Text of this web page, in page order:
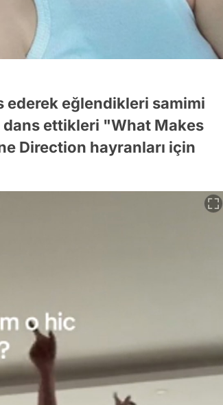
ederek eğlendikleri samimi
dans ettikleri "What Makes
Direction hayranları için